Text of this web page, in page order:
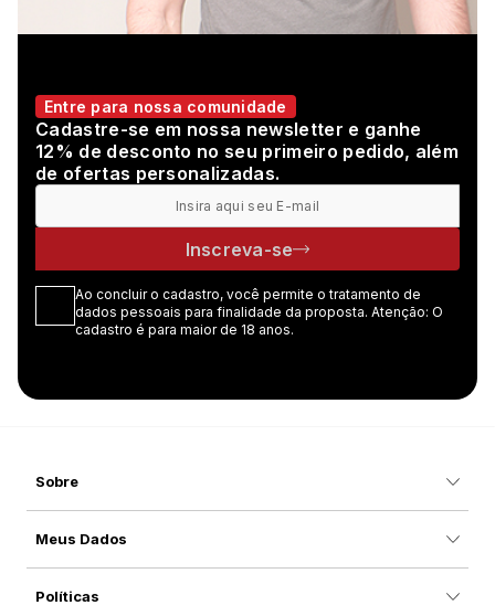
Entre para nossa comunidade
Cadastre-se em nossa newsletter e ganhe
12% de desconto no seu primeiro pedido, além
de ofertas personalizadas.
Inscreva-se
Ao concluir o cadastro, você permite o tratamento de
dados pessoais para finalidade da proposta. Atenção: O
cadastro é para maior de 18 anos.
Sobre
Meus Dados
Políticas